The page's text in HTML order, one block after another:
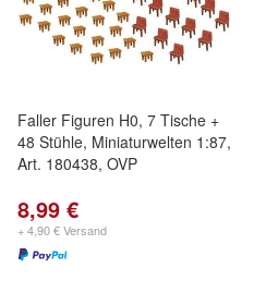
Faller Figuren H0, 7 Tische +
48 Stühle, Miniaturwelten 1:87,
Art. 180438, OVP
8,99 €
+ 4,90 € Versand